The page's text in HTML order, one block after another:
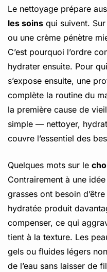
Le nettoyage prépare
les soins qui suivent.
ou une crème pénètre
C’est pourquoi l’ordre
hydrater ensuite. Pour
s’expose ensuite, une
complète la routine du
la première cause de
simple — nettoyer,
couvre l’essentiel des
Quelques mots sur le
Contrairement à une
grasses ont besoin
hydratée produit
compenser, ce qui
tient à la texture. Les
gels ou fluides légers
de l’eau sans laisser de